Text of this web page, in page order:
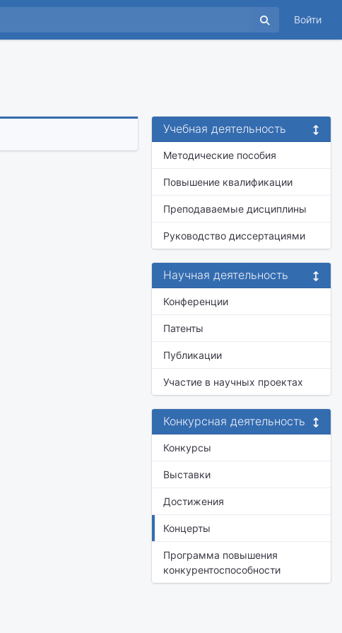
Войти
Учебная деятельность
Методические пособия
Повышение квалификации
Преподаваемые дисциплины
Руководство диссертациями
Научная деятельность
Конференции
Патенты
Публикации
Участие в научных проектах
Конкурсная деятельность
Конкурсы
Выставки
Достижения
Концерты
Программа повышения
конкурентоспособности